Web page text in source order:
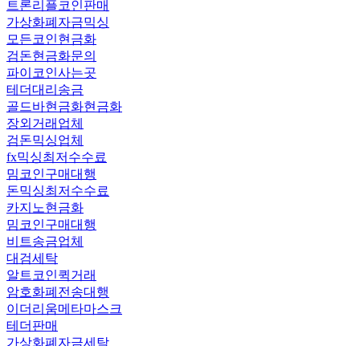
트론리플코인판매
가상화폐자금믹싱
모든코인현금화
검돈현금화문의
파이코인사는곳
테더대리송금
골드바현금화현금화
장외거래업체
검돈믹싱업체
fx믹싱최저수수료
밈코인구매대행
돈믹싱최저수수료
카지노현금화
밈코인구매대행
비트송금업체
대검세탁
알트코인퀵거래
암호화폐전송대행
이더리움메타마스크
테더판매
가상화폐자금세탁